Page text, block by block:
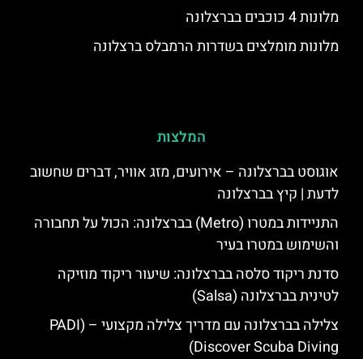
מלונות 4 כוכבים בברצלונה
מלונות מומלצים בשדרות הרמבלס ברצלונה
המלצות
אוגוסט בברצלונה – אירועים, מזג אוויר, דברים שחשוב
לדעת | קיץ בברצלונה
התניידות במטרו (Metro) בברצלונה: הכול על תחבורה
והשימוש במטרו בעיר
סדנת ריקוד סלסה בברצלונה: שיעור ריקוד מוזיקה
לטינית בברצלונה (Salsa)
צלילה בברצלונה עם מדריך צלילה מקצועי – (PADI
Discover Scuba Diving)